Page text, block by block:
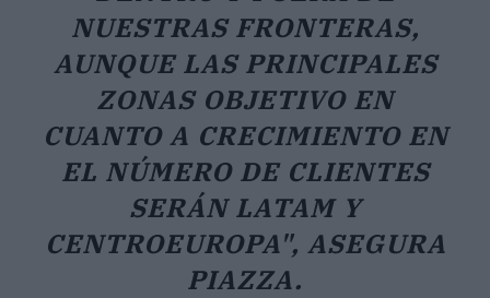
NUESTRAS FRONTERAS,
AUNQUE LAS PRINCIPALES
ZONAS OBJETIVO EN
CUANTO A CRECIMIENTO EN
EL NÚMERO DE CLIENTES
SERÁN LATAM Y
CENTROEUROPA", ASEGURA
PIAZZA.